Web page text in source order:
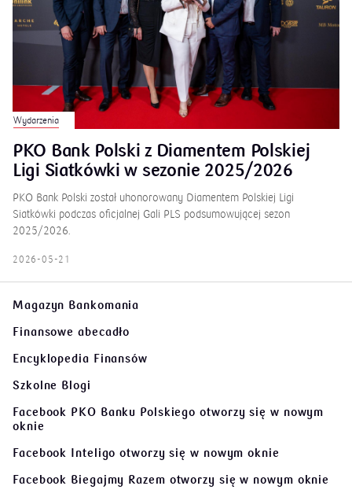
Wydarzenia
PKO Bank Polski z Diamentem Polskiej
Ligi Siatkówki w sezonie 2025/2026
PKO Bank Polski został uhonorowany Diamentem Polskiej Ligi
Siatkówki podczas oficjalnej Gali PLS podsumowującej sezon
2025/2026.
2026-05-21
Magazyn Bankomania
Finansowe abecadło
Encyklopedia Finansów
Szkolne Blogi
Facebook PKO Banku Polskiego otworzy się w nowym
oknie
Facebook Inteligo otworzy się w nowym oknie
Facebook Biegajmy Razem otworzy się w nowym oknie